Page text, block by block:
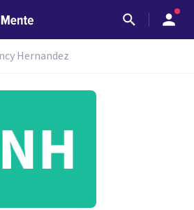
Hernandez